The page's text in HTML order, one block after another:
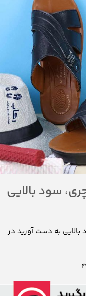
سود بالایی
بالایی به دست آورید در